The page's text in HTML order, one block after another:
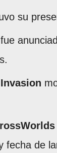
su
fue
fecha de